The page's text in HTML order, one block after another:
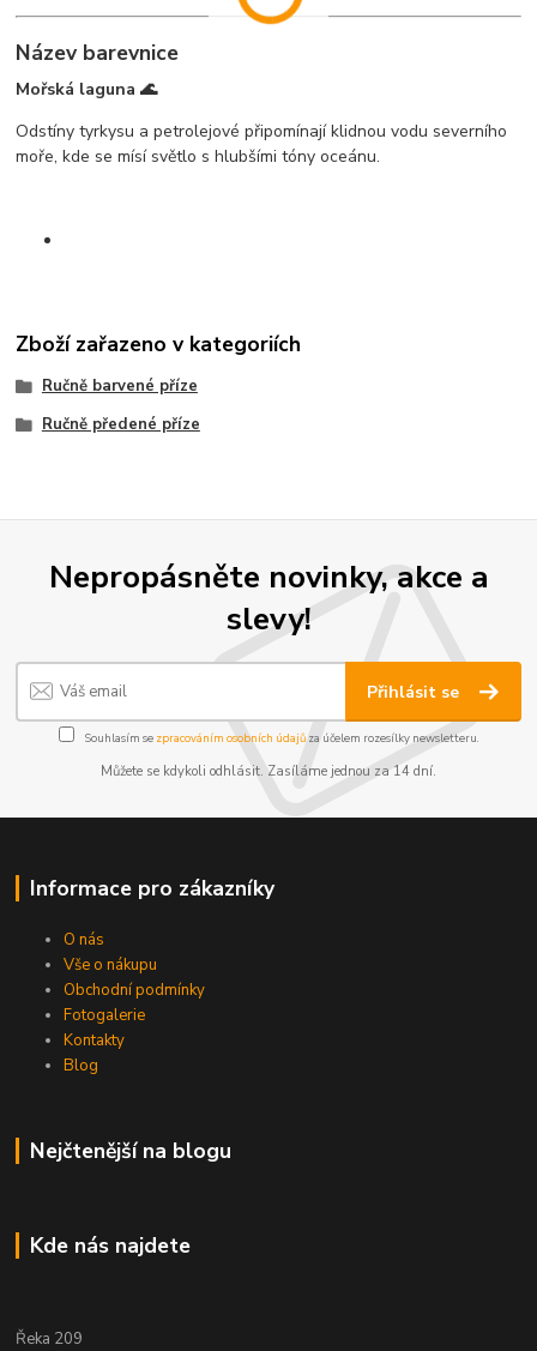
Název barevnice
Mořská laguna 🌊
Odstíny tyrkysu a petrolejové připomínají klidnou vodu severního
moře, kde se mísí světlo s hlubšími tóny oceánu.
Zboží zařazeno v kategoriích
Ručně barvené příze
Ručně předené příze
Nepropásněte novinky, akce a
slevy!
Přihlásit se
Souhlasím se zpracováním osobních údajůza účelem rozesílky newsletteru.
Můžete se kdykoli odhlásit. Zasíláme jednou za 14 dní.
Informace pro zákazníky
O nás
Vše o nákupu
Obchodní podmínky
Fotogalerie
Kontakty
Blog
Nejčtenější na blogu
Kde nás najdete
Řeka 209